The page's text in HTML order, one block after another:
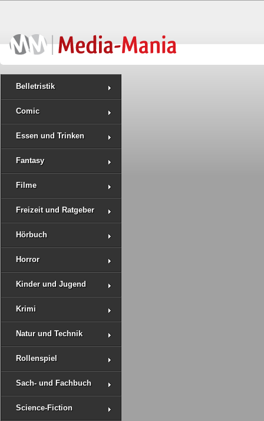
Belletristik
Comic
Essen und Trinken
Fantasy
Filme
Freizeit und Ratgeber
Hörbuch
Horror
Kinder und Jugend
Krimi
Natur und Technik
Rollenspiel
Sach- und Fachbuch
Science-Fiction